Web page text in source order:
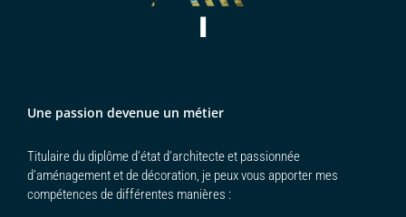
Une passion devenue un métier
Titulaire du diplôme d’état d’architecte et passionnée
d’aménagement et de décoration, je peux vous apporter mes
compétences de différentes manières :